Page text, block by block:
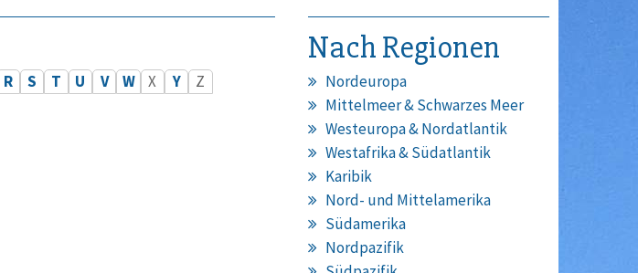
R S T U V W X Y Z
Nach Regionen
Nordeuropa
Mittelmeer & Schwarzes Meer
Westeuropa & Nordatlantik
Westafrika & Südatlantik
Karibik
Nord- und Mittelamerika
Südamerika
Nordpazifik